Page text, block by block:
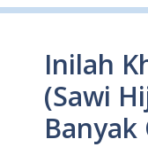
Inilah
(Sawi
Banyak